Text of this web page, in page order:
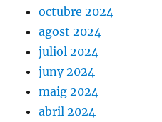
octubre 2024
agost 2024
juliol 2024
juny 2024
maig 2024
abril 2024